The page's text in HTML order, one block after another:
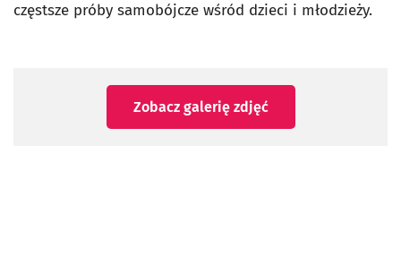
częstsze próby samobójcze wśród dzieci i młodzieży.
Zobacz galerię zdjęć